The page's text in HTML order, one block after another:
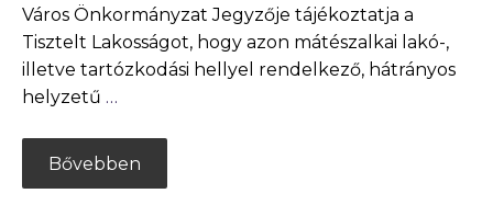
Város Önkormányzat Jegyzője tájékoztatja a
Tisztelt Lakosságot, hogy azon mátészalkai lakó-,
illetve tartózkodási hellyel rendelkező, hátrányos
helyzetű …
Bővebben